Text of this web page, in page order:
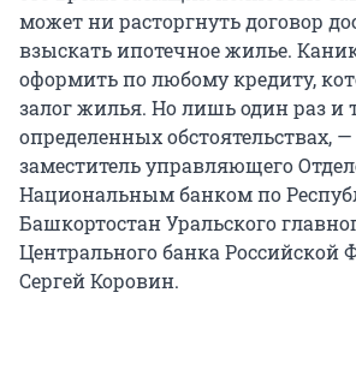
может ни расторгнуть договор
взыскать ипотечное жилье.
оформить по любому кредиту,
залог жилья. Но лишь один раз и
определенных обстоятельствах,
заместитель управляющего
Национальным банком по
Башкортостан Уральского
Центрального банка Российской
Сергей Коровин.